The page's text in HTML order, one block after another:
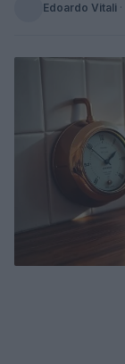
Edoardo Vitali ·